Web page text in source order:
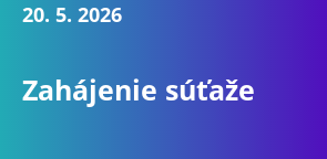
20. 5. 2026
Zahájenie súťaže